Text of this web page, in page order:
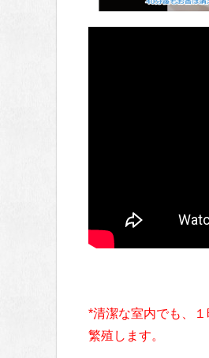
*清潔な室内でも、
繁殖します。